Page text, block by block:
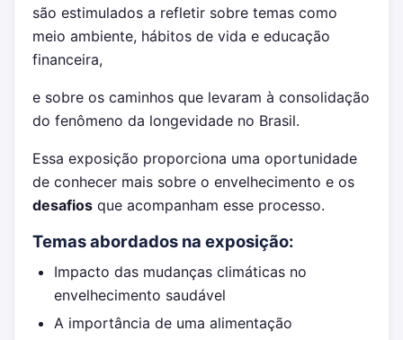
são estimulados a refletir sobre temas como
meio ambiente, hábitos de vida e educação
financeira,
e sobre os caminhos que levaram à consolidação
do fenômeno da longevidade no Brasil.
Essa exposição proporciona uma oportunidade
de conhecer mais sobre o envelhecimento e os
desafios que acompanham esse processo.
Temas abordados na exposição:
Impacto das mudanças climáticas no
envelhecimento saudável
A importância de uma alimentação